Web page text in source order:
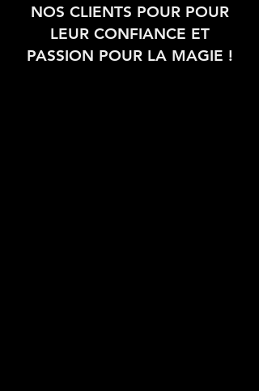
NOS CLIENTS POUR POUR
LEUR CONFIANCE ET
PASSION POUR LA MAGIE !